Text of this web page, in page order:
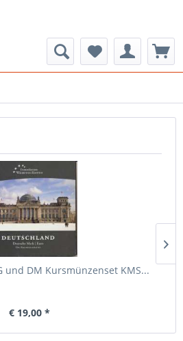
und DM Kursmünzenset KMS...
€ 19,00 *